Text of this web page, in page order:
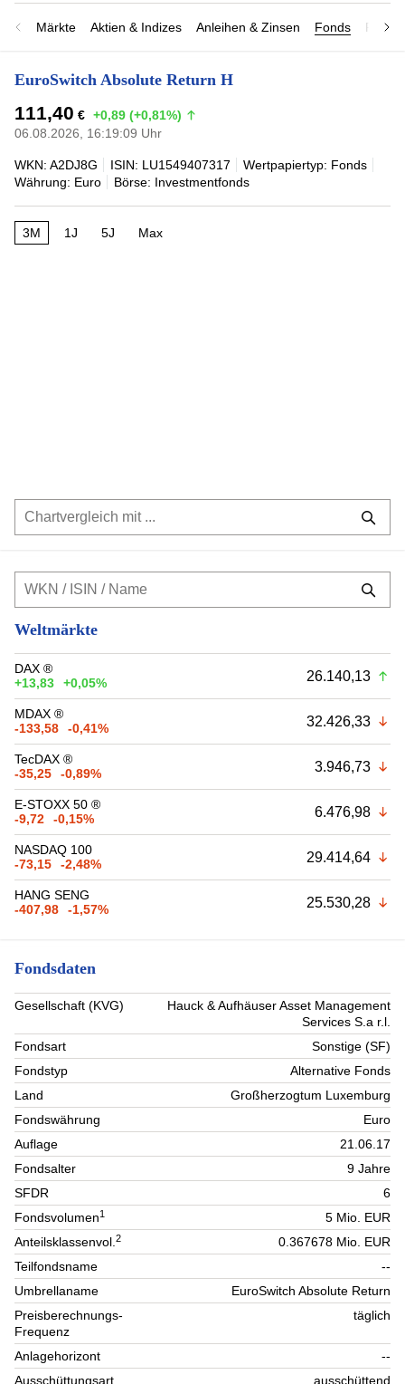
Märkte Aktien & Indizes Anleihen & Zinsen Fonds
EuroSwitch Absolute Return H
111,40 € +0,89 (+0,81%)
06.08.2026, 16:19:09 Uhr
WKN: A2DJ8G ISIN: LU1549407317
Wertpapiertyp: Fonds
Währung: Euro
Börse: Investmentfonds
3M 1J 5J Max
Weltmärkte
DAX ®
+13,83
+0,05% 26.140,13
MDAX ®
-133,58
-0,41% 32.426,33
TecDAX ®
-35,25
-0,89% 3.946,73
E-STOXX 50 ®
-9,72
-0,15% 6.476,98
NASDAQ 100
-73,15
-2,48% 29.414,64
HANG SENG
-407,98
-1,57% 25.530,28
Fondsdaten
Gesellschaft (KVG)
Hauck & Aufhäuser Asset Management
Services S.a r.l.
Fondsart
Sonstige (SF)
Fondstyp
Alternative Fonds
Land
Großherzogtum Luxemburg
Fondswährung
Euro
Auflage
21.06.17
Fondsalter
9 Jahre
SFDR
6
Fondsvolumen1
5 Mio. EUR
Anteilsklassenvol.2
0.367678 Mio. EUR
Teilfondsname
--
Umbrellaname
EuroSwitch Absolute Return
Preisberechnungs-
Frequenz
täglich
Anlagehorizont
--
Ausschüttungsart
ausschüttend